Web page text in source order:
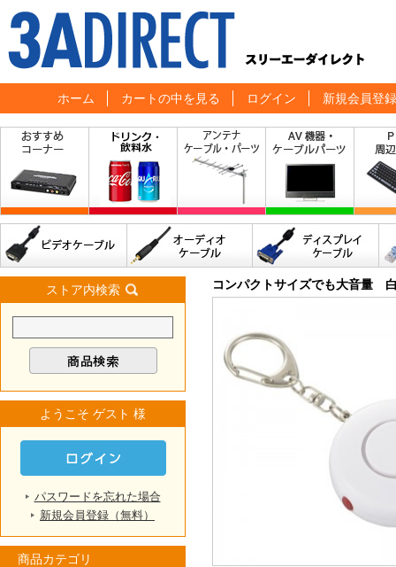
ホーム カートの中を見る ログイン 新規会員登録
ストア内検索
ようこそ ゲスト 様
パスワードを忘れた場合
新規会員登録（無料）
商品カテゴリ
コンパクトサイズでも大音量